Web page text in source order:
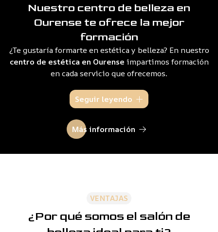
Nuestro centro de belleza en
Ourense te ofrece la mejor
formación
¿Te gustaría formarte en estética y belleza? En nuestro
centro de estética en Ourense impartimos formación
en cada servicio que ofrecemos.
cursos de maquillaje
en los que aprenderás a
maquillarte como un auténtico profesional, hasta
formación enefectos especiales
enseñaremos las mejores y más innovadoras técnicas
de maquillaje, siempre adaptándonos completamente a
tu nivel y a tus necesidades. Llámanos y te lo contamos
Seguir leyendo
Más información
VENTAJAS
¿Por qué somos el salón de